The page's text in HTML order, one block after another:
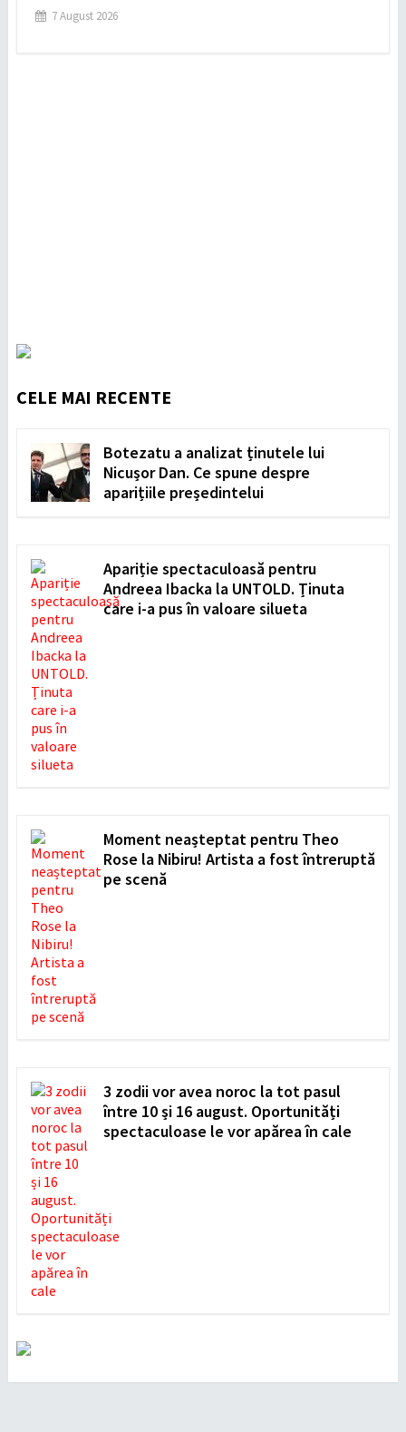
7 August 2026
CELE MAI RECENTE
Botezatu a analizat ținutele lui
Nicușor Dan. Ce spune despre
aparițiile președintelui
Apariție spectaculoasă pentru
Andreea Ibacka la UNTOLD. Ținuta
care i-a pus în valoare silueta
Moment neașteptat pentru Theo
Rose la Nibiru! Artista a fost întreruptă
pe scenă
3 zodii vor avea noroc la tot pasul
între 10 și 16 august. Oportunități
spectaculoase le vor apărea în cale